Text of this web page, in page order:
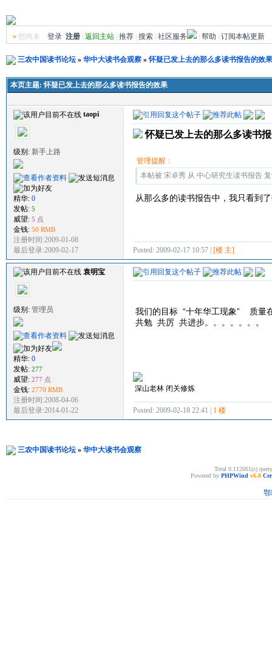
»您尚未 登录 注册| 返回主站| 推荐| 搜索| 社区服务 | 帮助 订阅本帖更新
三农中国读书论坛» 华中大读书会观察»怀疑已发上去的那么多读书报告的效果
本页主题: 怀疑已发上去的那么多读书报告的效果
taopi
级别: 新手上路
精华: 0
发帖: 5
威望: 5 点
金钱: 50 RMB
注册时间:2009-01-08
最后登录:2009-02-17
怀疑已发上去的那么多读书
管理提醒：
本帖被 宋卓秀 从 中心研究生读书报告
从那么多的读书报告中，我只看到
Posted: 2009-02-17 10:57 | [楼 主]
袁明宝
级别: 管理员
精华: 0
发帖: 277
威望: 277 点
金钱: 2770 RMB
注册时间:2008-04-06
最后登录:2014-01-22
我们的目标 “十年华工现象” 质量
共勉 共厉 共进步。。。。。。。
深山老林 闭关修炼
Posted: 2009-02-18 22:41 | 1 楼
三农中国读书论坛» 华中大读书会观察
Total 0.112661(s)
Powered by PHPWind v6.0
鄂